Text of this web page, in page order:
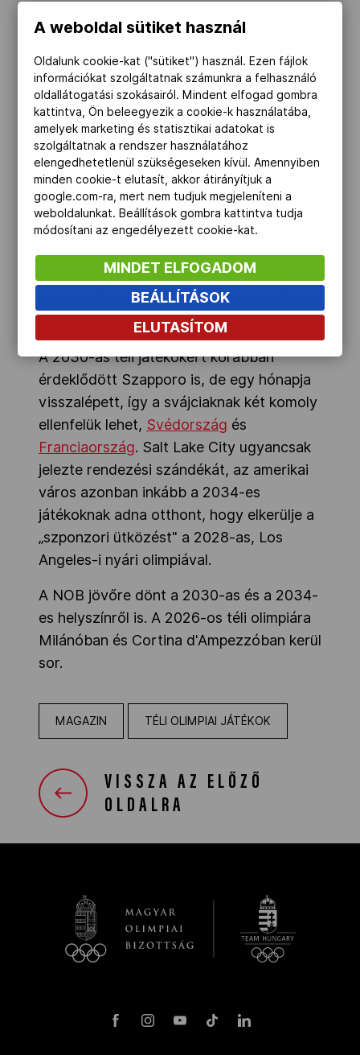
van, hogy gyakorlatilag rendelkezik
minden szükséges infrastruktúrával a
sportolási helyszínektől a közlekedési
hálózaton át a szállásokig. Meg kell
ragadni ezt a lehetőséget” – fogalmazott
Urs Lehmann, a Svájci Síszövetség
elnöke.
A Nemzetközi Olimpiai Bizottság (NOB) a
hónap végéig dönti el, hogy mely
országok lépnek tovább a
helyszínkijelölési folyamat következő
szakaszába, melyben a szervezet célzott
párbeszédet folytat a jelentkezőkkel.
A 2030-as téli játékokért korábban
érdeklődött Szapporo is, de egy hónapja
visszalépett, így a svájciaknak két komoly
ellenfelük lehet, Svédország és
Franciaország. Salt Lake City ugyancsak
jelezte rendezési szándékát, az amerikai
város azonban inkább a 2034-es
játékoknak adna otthont, hogy elkerülje a
„szponzori ütközést" a 2028-as, Los
Angeles-i nyári olimpiával.
A NOB jövőre dönt a 2030-as és a 2034-
es helyszínről is. A 2026-os téli olimpiára
Milánóban és Cortina d'Ampezzóban kerül
sor.
MAGAZIN TÉLI OLIMPIAI JÁTÉKOK
VISSZA AZ ELŐZŐ
OLDALRA
A weboldal sütiket használ
Oldalunk cookie-kat ("sütiket") használ. Ezen fájlok
információkat szolgáltatnak számunkra a felhasználó
oldallátogatási szokásairól. Mindent elfogad gombra
kattintva, Ön beleegyezik a cookie-k használatába,
amelyek marketing és statisztikai adatokat is
szolgáltatnak a rendszer használatához
elengedhetetlenül szükségeseken kívül. Amennyiben
minden cookie-t elutasít, akkor átirányítjuk a
google.com-ra, mert nem tudjuk megjeleníteni a
weboldalunkat. Beállítások gombra kattintva tudja
módosítani az engedélyezett cookie-kat.
MINDET ELFOGADOM
BEÁLLÍTÁSOK
ELUTASÍTOM